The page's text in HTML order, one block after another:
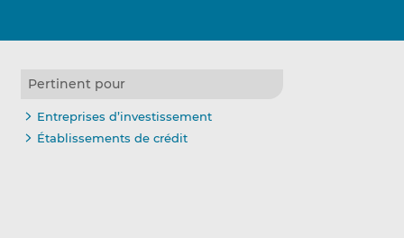
Pertinent pour
Entreprises d’investissement
Établissements de crédit